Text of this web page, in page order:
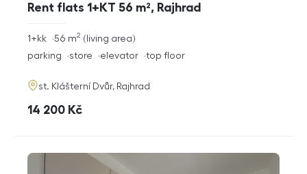
Rent flats 1+KT 56 m², Rajhrad
rozměry
disposition
1+kk living area
56 m2
funkce
parking store elevator top floor
adresa
st. Klášterní Dvůr, Rajhrad
cena
14 200 Kč